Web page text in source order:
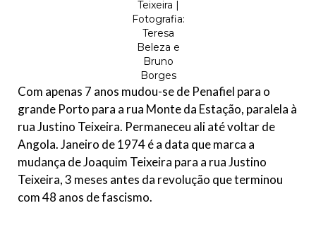
Teixeira |
Fotografia:
Teresa
Beleza e
Bruno
Borges
Com apenas 7 anos mudou-se de Penafiel para o
grande Porto para a rua Monte da Estação, paralela à
rua Justino Teixeira. Permaneceu ali até voltar de
Angola. Janeiro de 1974 é a data que marca a
mudança de Joaquim Teixeira para a rua Justino
Teixeira, 3 meses antes da revolução que terminou
com 48 anos de fascismo.